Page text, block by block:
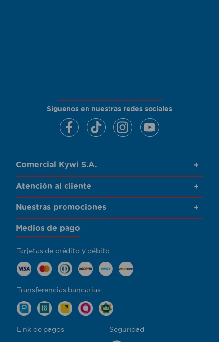
Siguenos en nuestras redes sociales
Comercial Kywi S.A. +
Atención al cliente +
Nuestras promociones +
Medios de pago
Tarjetas de crédito y débito
Transferencias bancarias
Link de pagos Seguridad